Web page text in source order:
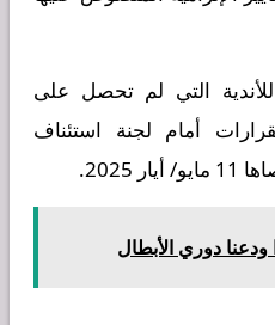
التي لم تحصل على
أمام لجنة استئناف
دوري الأبطال